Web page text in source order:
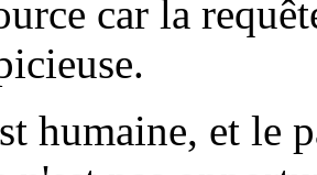
car la
humaine, et le